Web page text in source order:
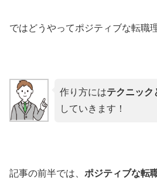
ではどうやってポジティブな転職
作り方にはテクニック
していきます！
記事の前半では、 ポジティブな転